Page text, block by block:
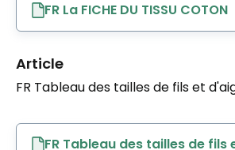
FR La FICHE DU TISSU COTON
Article
FR Tableau des tailles de fils et
FR Tableau des tailles de fils